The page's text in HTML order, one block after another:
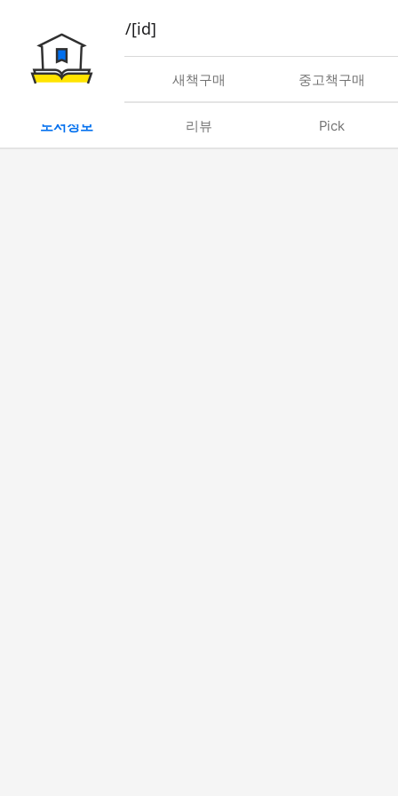
book/rent/[id]
대여 새책구매 중고책구매
도서정보 리뷰 Pick